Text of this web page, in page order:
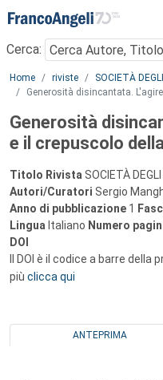
Menu
Cerca:
Main content
Home riviste SOCIETÀ
Generosità disincantata.
Generosità
e il crepuscolo
Titolo Rivista SOCIETÀ
Autori/Curatori Sergio
Anno di pubblicazione 1
Lingua Italiano Numero
DOI
Il DOI è il codice a barre
più clicca qui
ANTEPRIMA